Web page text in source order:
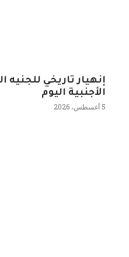
إنهيار تاريخي للجنيه
الأجنبية اليوم
5 أغسطس، 2026